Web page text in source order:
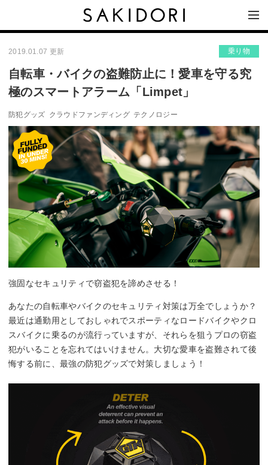
2019.01.07 更新 乗り物
自転車・バイクの盗難防止に！愛車を守る究
極のスマートアラーム「Limpet」
防犯グッズ クラウドファンディング テクノロジー
強固なセキュリティで窃盗犯を諦めさせる！
あなたの自転車やバイクのセキュリティ対策は万全でしょうか？
最近は通勤用としておしゃれでスポーティなロードバイクやクロ
スバイクに乗るのが流行っていますが、それらを狙うプロの窃盗
犯がいることを忘れてはいけません。大切な愛車を盗難されて後
悔する前に、最強の防犯グッズで対策しましょう！